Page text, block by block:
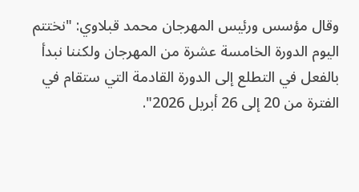
وقال مؤسس ورئيس المهرجان محمد قبلاوي: "نختتم
اليوم الدورة الخامسة عشرة من المهرجان ولكننا نبدأ
بالفعل في التطلع إلى الدورة القادمة التي ستقام في
الفترة من 20 إلى 26 أبريل 2026".